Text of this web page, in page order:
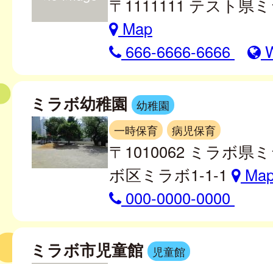
〒1111111 テスト県
Map
666-6666-6666
ミラボ幼稚園
幼稚園
一時保育
病児保育
〒1010062 ミラボ県
ボ区ミラボ1-1-1
000-0000-0000
ミラボ市児童館
児童館